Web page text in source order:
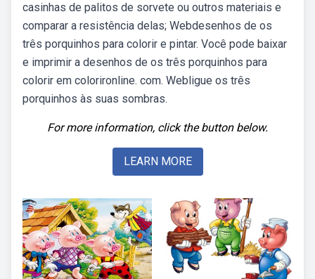
casinhas de palitos de sorvete ou outros materiais e
comparar a resistência delas; Webdesenhos de os
três porquinhos para colorir e pintar. Você pode baixar
e imprimir a desenhos de os três porquinhos para
colorir em colorironline. com. Webligue os três
porquinhos às suas sombras.
For more information, click the button below.
LEARN MORE